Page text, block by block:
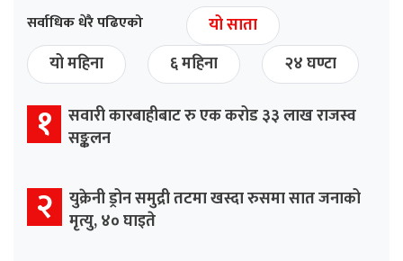
सर्वाधिक धेरै पढिएको
यो साता
यो महिना
६ महिना २४ घण्टा
१ सवारी कारबाहीबाट रु एक करोड ३३ लाख राजस्व
सङ्कलन
२ युक्रेनी ड्रोन समुद्री तटमा खस्दा रुसमा सात जनाको
मृत्यु, ४० घाइते